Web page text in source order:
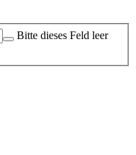
Bitte dieses Feld leer